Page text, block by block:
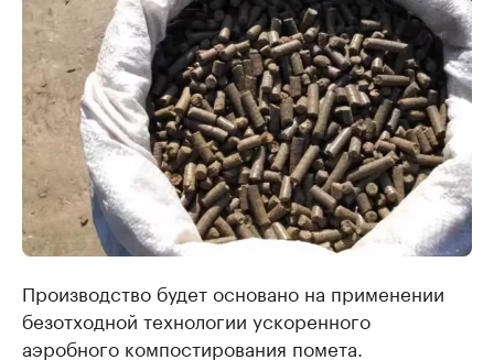
Производство будет основано на применении
безотходной технологии ускоренного
аэробного компостирования помета.